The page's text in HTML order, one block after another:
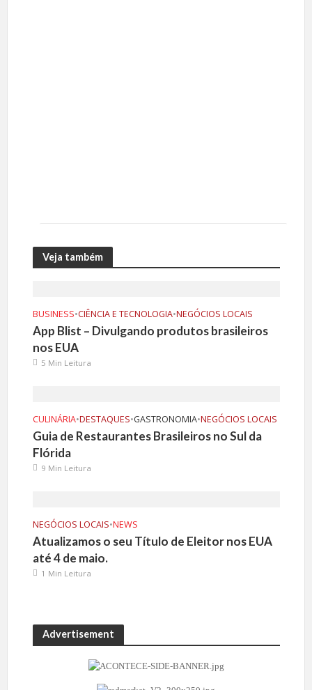
Veja também
BUSINESS•CIÊNCIA E TECNOLOGIA•NEGÓCIOS LOCAIS
App Blist – Divulgando produtos brasileiros
nos EUA
5 Min Leitura
CULINÁRIA•DESTAQUES•GASTRONOMIA•NEGÓCIOS LOCAIS
Guia de Restaurantes Brasileiros no Sul da
Flórida
9 Min Leitura
NEGÓCIOS LOCAIS•NEWS
Atualizamos o seu Título de Eleitor nos EUA
até 4 de maio.
1 Min Leitura
Advertisement